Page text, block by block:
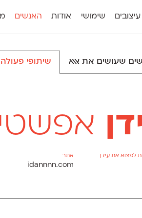
עיצובים שימושי אודות האנשים
שעושים את אאא שיתופי פעולה
למצוא את עידן אתר
idannnn.com